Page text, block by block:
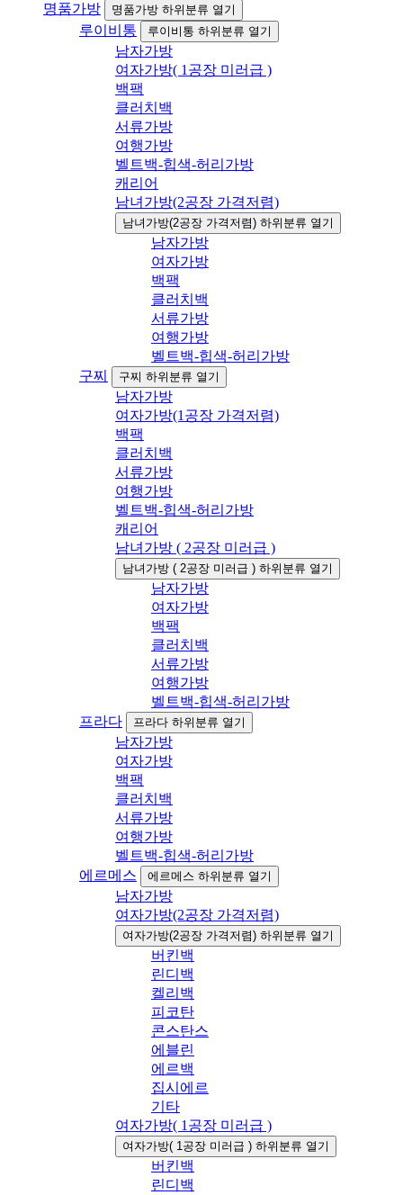
명품가방 명품가방 하위분류 열기
루이비통 루이비통 하위분류 열기
남자가방
여자가방( 1공장 미러급 )
백팩
클러치백
서류가방
여행가방
벨트백-힙색-허리가방
캐리어
남녀가방(2공장 가격저렴)
남녀가방(2공장 가격저렴) 하위분류 열기
남자가방
여자가방
백팩
클러치백
서류가방
여행가방
벨트백-힙색-허리가방
구찌
구찌 하위분류 열기
남자가방
여자가방(1공장 가격저렴)
백팩
클러치백
서류가방
여행가방
벨트백-힙색-허리가방
캐리어
남녀가방 ( 2공장 미러급 )
남녀가방 ( 2공장 미러급 ) 하위분류 열기
남자가방
여자가방
백팩
클러치백
서류가방
여행가방
벨트백-힙색-허리가방
프라다
프라다 하위분류 열기
남자가방
여자가방
백팩
클러치백
서류가방
여행가방
벨트백-힙색-허리가방
에르메스
에르메스 하위분류 열기
남자가방
여자가방(2공장 가격저렴)
여자가방(2공장 가격저렴) 하위분류 열기
버킨백
린디백
켈리백
피코탄
콘스탄스
에블린
에르백
집시에르
기타
여자가방( 1공장 미러급 )
여자가방( 1공장 미러급 ) 하위분류 열기
버킨백
린디백